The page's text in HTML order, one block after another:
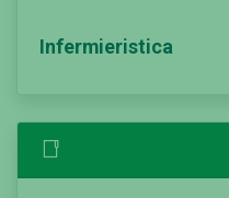
Infermieristica